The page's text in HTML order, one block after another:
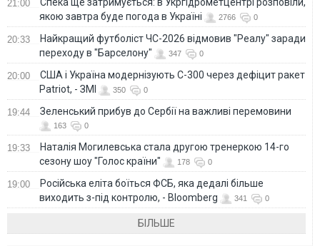
21:00
якою завтра буде погода в Україні
2766 0
20:33
Найкращий футболіст ЧС-2026 відмовив "Реалу" заради
переходу в "Барселону"
347 0
20:00
США і Україна модернізують С-300 через дефіцит ракет
Patriot, - ЗМІ
350 0
19:44 Зеленський прибув до Сербії на важливі перемовини
163 0
19:33
Наталія Могилевська стала другою тренеркою 14-го
сезону шоу "Голос країни"
178 0
19:00
Російська еліта боїться ФСБ, яка дедалі більше
виходить з-під контролю, - Bloomberg
341 0
БІЛЬШЕ